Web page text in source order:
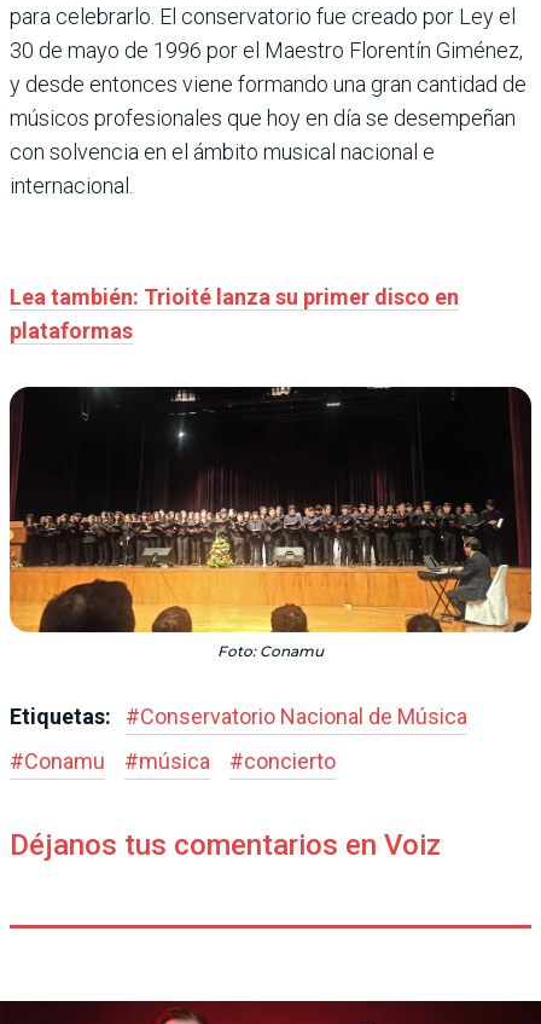
para celebrarlo. El conservatorio fue creado por Ley el
30 de mayo de 1996 por el Maestro Florentín Giménez,
y desde entonces viene formando una gran cantidad de
músicos profesionales que hoy en día se desempeñan
con solvencia en el ámbito musical nacional e
internacional.
Lea también: Trioité lanza su primer disco en
plataformas
Foto: Conamu
Etiquetas: #Conservatorio Nacional de Música
#Conamu #música #concierto
Déjanos tus comentarios en Voiz